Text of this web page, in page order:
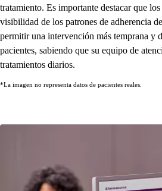
tratamiento. Es importante destacar que
visibilidad de los patrones de adherencia
permitir una intervención más temprana y
pacientes, sabiendo que su equipo de
tratamientos diarios.
*La imagen no representa datos de pacientes reales.